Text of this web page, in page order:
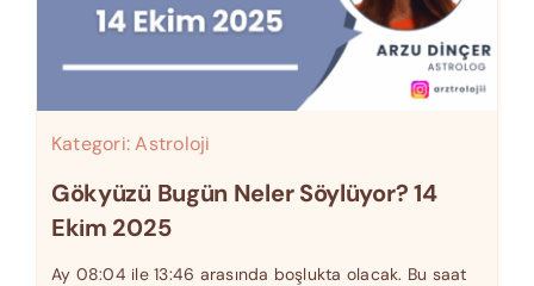
Kategori:Astroloji
Gökyüzü Bugün Neler Söylüyor? 14
Ekim 2025
Ay 08:04 ile 13:46 arasında boşlukta olacak. Bu saat